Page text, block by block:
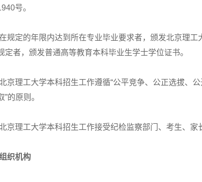
号。
定的年限内达到所在专业毕业要求者，颁发北京理工
定者，颁发普通高等教育本科毕业生学士学位证书。
理工大学本科招生工作遵循“公平竞争、公正选拔、公
的原则。
理工大学本科招生工作接受纪检监察部门、考生、家
织机构